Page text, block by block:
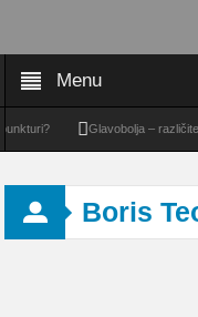
Menu
Glavobolja – različite
Boris